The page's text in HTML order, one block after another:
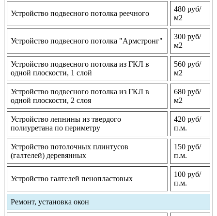
Устройство подвесного потолка реечного
480 руб/
м2
Устройство подвесного потолка "Армстронг"
300 руб/
м2
Устройство подвесного потолка из ГКЛ в
одной плоскости, 1 слой
560 руб/
м2
Устройство подвесного потолка из ГКЛ в
одной плоскости, 2 слоя
680 руб/
м2
Устройство лепнины из твердого
полиуретана по периметру
420 руб/
п.м.
Устройство потолочных плинтусов
(галтелей) деревянных
150 руб/
п.м.
Устройство галтелей пенопластовых
100 руб/
п.м.
Ремонт, установка окон